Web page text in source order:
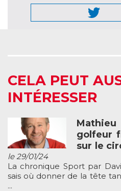
CELA PEUT
INTÉRESSER
golfeur
sur le
le 29/01/24
La chronique Sport par
sais où donner de la tête
...